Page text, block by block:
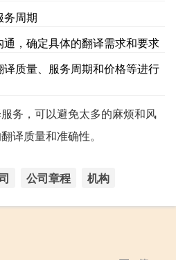
务周期
，确定具体的翻译需求和要求
质量、服务周期和价格等进行
务，可以避免太多的麻烦和风
译质量和准确性。
公司章程 机构